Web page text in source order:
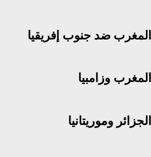
ضد جنوب إفريقيا
وزامبيا
وموريتانيا